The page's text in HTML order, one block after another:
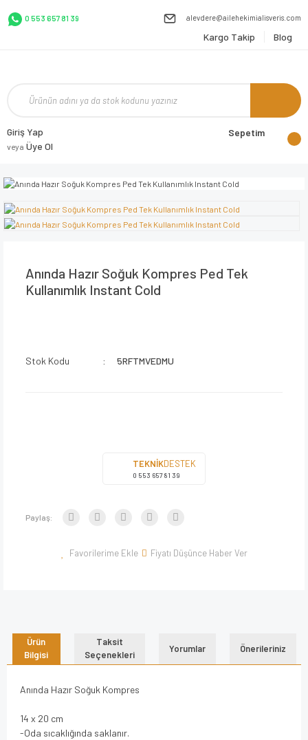
0 553 657 81 39 alevdere@ailehekimialisveris.com
Kargo Takip Blog
Giriş Yap
veya Üye Ol
Sepetim
Anında Hazır Soğuk Kompres Ped Tek
Kullanımlık Instant Cold
Stok Kodu 5RFTMVEDMU
TEKNİKDESTEK
0 553 657 81 39
Paylaş:
Fiyatı Düşünce Haber Ver
Ürün
Bilgisi
Taksit
Seçenekleri
Yorumlar Önerileriniz
Anında Hazır Soğuk Kompres
14 x 20 cm
-Oda sıcaklığında saklanır.